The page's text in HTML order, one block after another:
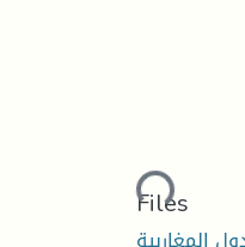
Loading...
Files